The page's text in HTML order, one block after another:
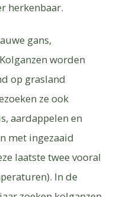
herkenbaar.
gans,
worden
op grasland
ze ook
aardappelen en
met ingezaaid
laatste twee vooral
In de